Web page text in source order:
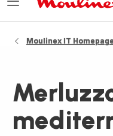
Apri
Moulinex IT Homepage